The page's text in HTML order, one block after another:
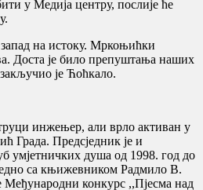
у Медија центру, послије ће
на истоку. Мркоњићки
Доста је било препуштања наших
је Ћоћкало.
инжењер, али врло активан у
Града. Предсједник је и
умјетничких душа од 1998. год до
са књижевником Радмило В.
Међународни конкурс ,,Пјесма над